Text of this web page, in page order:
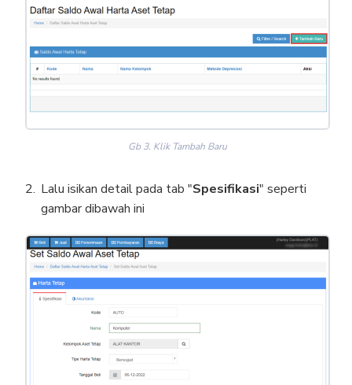
Gb 3. Klik Tambah Baru
Lalu isikan detail pada tab "Spesifikasi" seperti
gambar dibawah ini